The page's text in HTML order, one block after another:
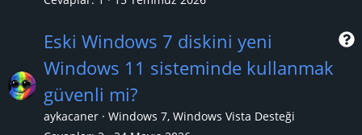
S
Eski Windows 7 diskini yeni
Windows 11 sisteminde kullanmak
güvenli mi?
aykacaner
Windows 7, Windows Vista Desteği